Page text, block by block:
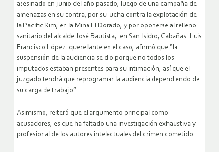
asesinado en junio del año pasado, luego de una campaña de
amenazas en su contra, por su lucha contra la explotación de
la Pacific Rim, en la Mina El Dorado, y por oponerse al relleno
sanitario del alcalde José Bautista, en San Isidro, Cabañas. Luis
Francisco López, querellante en el caso, afirmó que “la
suspensión de la audiencia se dio porque no todos los
imputados estaban presentes para su intimación, así que el
juzgado tendrá que reprogramar la audiencia dependiendo de
su carga de trabajo”.
Asimismo, reiteró que el argumento principal como
acusadores, es que ha faltado una investigación exhaustiva y
profesional de los autores intelectuales del crimen cometido .